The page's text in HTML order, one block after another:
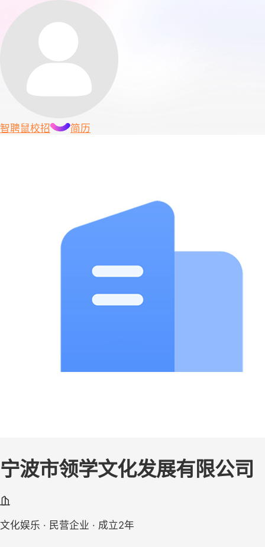
智聘鼠校招 简历
宁波市领学文化发展有限公司
文化娱乐 · 民营企业 · 成立2年